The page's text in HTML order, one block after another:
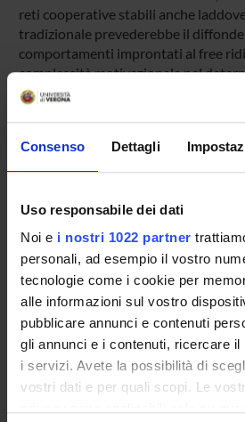
Consenso Dettagli
Uso responsabile dei dati
Noi e i nostri 1022 partner
personali, ad esempio il vostro
tecnologie come i cookie per
alle informazioni sul vostro
pubblicare annunci e contenuti
gli annunci e i contenuti, ricercare il
i servizi. Avete la possibilità di
vostri dati e per quali scopi. Le
reti cooperative stabili anche
tradizionale prevederebbe il
comportamenti improntati al free
complessità motivazionale nel
economiche significative risulta
2001; Seabright 2002). Con tale
riferimento a quel meccanismo in
incentivazione imperniati sulla
monetari (extrinsic motivation)
realtà una riduzione della
soggetto (fondata invece su una
determinando in ultima analisi un
desiderato.
SPONSORS: